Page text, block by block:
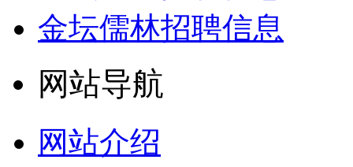
金坛儒林招聘信息
网站导航
网站介绍